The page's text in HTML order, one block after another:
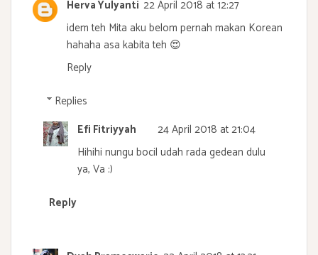
Herva Yulyanti 22 April 2018 at 12:27
idem teh Mita aku belom pernah makan Korean
hahaha asa kabita teh 😍
Reply
Replies
Efi Fitriyyah
24 April 2018 at 21:04
Hihihi nungu bocil udah rada gedean dulu
ya, Va :)
Reply